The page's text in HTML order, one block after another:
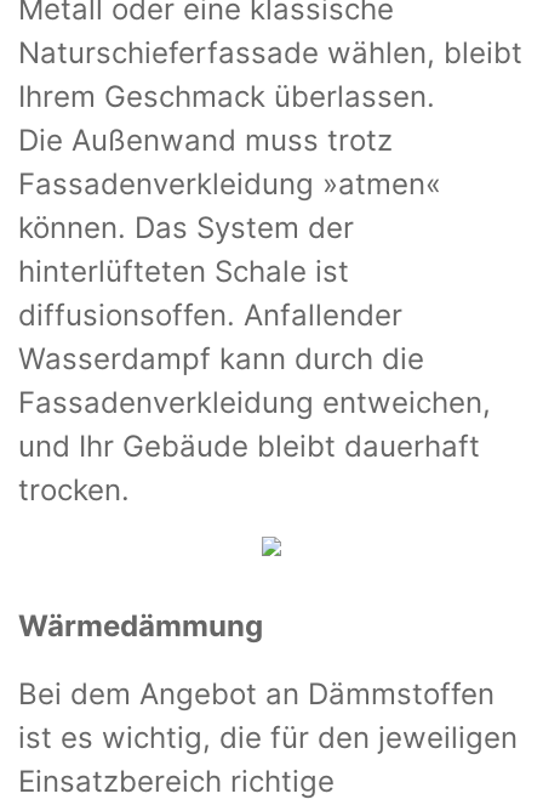
Metall oder eine klassische
Naturschieferfassade wählen, bleibt
Ihrem Geschmack überlassen.
Die Außenwand muss trotz
Fassadenverkleidung »atmen«
können. Das System der
hinterlüfteten Schale ist
diffusionsoffen. Anfallender
Wasserdampf kann durch die
Fassadenverkleidung entweichen,
und Ihr Gebäude bleibt dauerhaft
trocken.
Wärmedämmung
Bei dem Angebot an Dämmstoffen
ist es wichtig, die für den jeweiligen
Einsatzbereich richtige